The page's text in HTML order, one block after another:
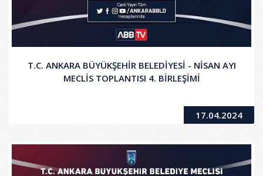
T.C. ANKARA BÜYÜKŞEHİR BELEDİYESİ - NİSAN AYI
MECLİS TOPLANTISI 4. BİRLEŞİMİ
17.04.2024